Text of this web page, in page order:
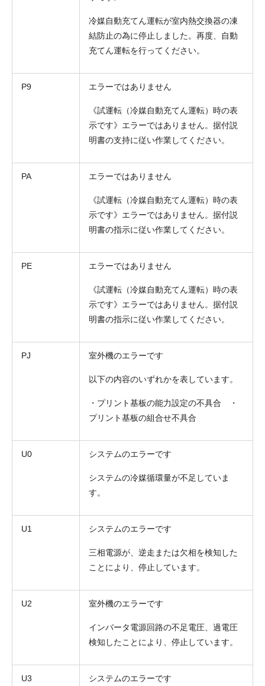
冷媒自動充てん運転が室内熱交換器の凍
結防止の為に停止しました。再度、自動
充てん運転を行ってください。
P9 エラーではありません
《試運転（冷媒自動充てん運転）時の表
示です》エラーではありません。据付説
明書の支持に従い作業してください。
PA エラーではありません
《試運転（冷媒自動充てん運転）時の表
示です》エラーではありません。据付説
明書の指示に従い作業してください。
PE エラーではありません
《試運転（冷媒自動充てん運転）時の表
示です》エラーではありません。据付説
明書の指示に従い作業してください。
PJ 室外機のエラーです
以下の内容のいずれかを表しています。
・プリント基板の能力設定の不具合 ・
プリント基板の組合せ不具合
U0 システムのエラーです
システムの冷媒循環量が不足していま
す。
U1 システムのエラーです
三相電源が、逆走または欠相を検知した
ことにより、停止しています。
U2 室外機のエラーです
インバータ電源回路の不足電圧、過電圧
検知したことにより、停止しています。
U3 システムのエラーです